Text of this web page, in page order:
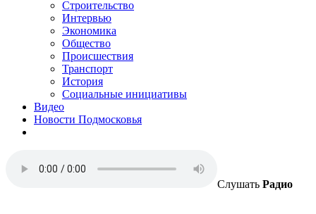
Строительство
Интервью
Экономика
Общество
Происшествия
Транспорт
История
Социальные инициативы
Видео
Новости Подмосковья
Слушать Радио